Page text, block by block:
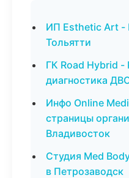
ИП Esthetic Art -
Тольятти
ГК Road Hybrid -
диагностика
Инфо Online
страницы
Владивосток
Студия Med
в Петрозаводск